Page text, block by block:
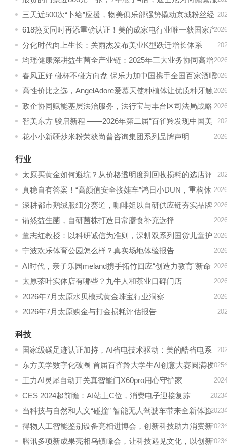
价？
三天近500次“卜给”应援，物美俱乐部强势撬动京城粉丝经
济
618热卖同时再添重磅认证！美的成家电行业唯一获国家产
品碳足迹标识认证品牌
分化时代向上生长：关雨杰发布美业K型跃迁增长体系
均瑶健康深耕益生菌全产业链：2025年三大业务协同高增
2026战略提速释放增长潜力
春风正好 碰杯不碰方向盘 保乐力加中国携手全国百家酒吧
共同倡导“酒后不驾车”
高性价比之选，AngelAdore爱慕天使种植体让优质种牙触
手可及
政企协同赋能基层法治服务，法行宝与丰台区司法局战略
合作正式启幕
智美东方 骏启新程 ——2026年第二届“百雀羚发现中国美
｜全国大学生AIGC创意设计大赛”启动
花小小新疆炒米粉荣获尚普咨询集团系列品牌声明
行业
太原买黄金如何避坑？从价格透明度到回收损耗的选店评
估参考
真稳自有答案！“高颜值安全接娃车”鸿日小DUN，重构休
三价值新格局！
深耕都市鹅绒服细分赛道，咖啡姐以自研供应链夯实品牌
根基
谓然益生菌，自研菌株打造日常膳食补充选择
董志红教授：以科研诚信为准则，深耕双系列国货儿童护
齿赛道
宁波欢乐体育公园怎么样？真实场地体验报告
AI时代，亲子乐园meland携手拓竹回应“创造力教育”新命
题
太原茶叶实体店有哪些？九牛人和茶业口碑门店
2026年7月太原水贝模式黄金珠宝行业洞察
2026年7月太原购金与打金损耗评估报告
科技
国家级碳足迹认证加持，AI省电技术驱动：美的酷省电系
列摘得618空调“双料冠军”
东方美学数字化破圈 首届百雀羚大学生AI创意大赛圆满收
官
2025
王力AI灵犀自动开关真智能门X60pro用心守护家
CES 2024超前瞻：AI站上C位，消费电子迎接复苏 2023
当科技与自然和人文“碰撞” 智能无人驾驶车带来全新体验2023
得物人工智能鉴别设备亮相进博会，创新科技助力消费新
趋势
2023
腾讯多项新成果亮相乌镇峰会，让科技遇见文化，以创新2023